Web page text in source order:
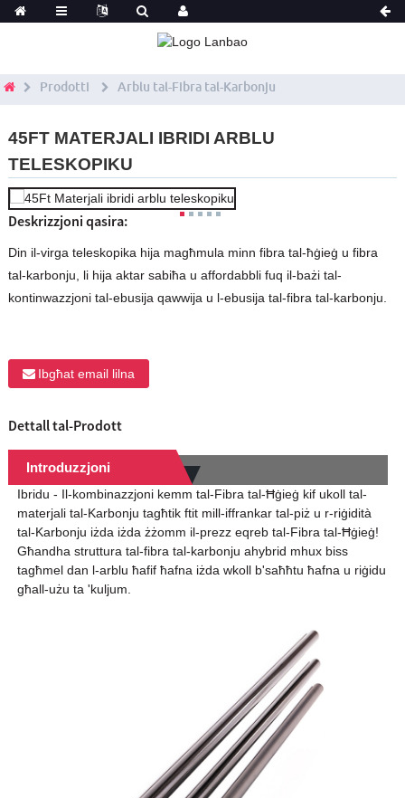
Prodotti Arblu tal-Fibra tal-Karbonju
45FT MATERJALI IBRIDI ARBLU
TELESKOPIKU
Deskrizzjoni qasira:
Din il-virga teleskopika hija magħmula minn fibra tal-ħġieġ u fibra
tal-karbonju, li hija aktar sabiħa u affordabbli fuq il-bażi tal-
kontinwazzjoni tal-ebusija qawwija u l-ebusija tal-fibra tal-karbonju.
Ibgħat email lilna
Dettall tal-Prodott
Introduzzjoni
Ibridu - Il-kombinazzjoni kemm tal-Fibra tal-Ħġieġ kif ukoll tal-
materjali tal-Karbonju tagħtik ftit mill-iffrankar tal-piż u r-riġidità
tal-Karbonju iżda iżda żżomm il-prezz eqreb tal-Fibra tal-Ħġieġ!
Għandha struttura tal-fibra tal-karbonju ahybrid mhux biss
tagħmel dan l-arblu ħafif ħafna iżda wkoll b'saħħtu ħafna u riġidu
għall-użu ta 'kuljum.